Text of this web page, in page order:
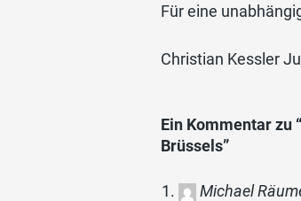
Für eine
Christian Kessler
Ein Kommentar zu
Brüssels”
Michael